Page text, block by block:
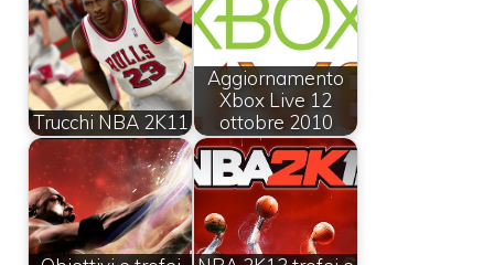
Trucchi NBA 2K11
Aggiornamento
Xbox Live 12
ottobre 2010